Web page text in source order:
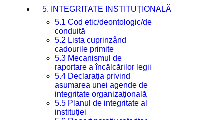
5. INTEGRITATE INSTITUȚIONALĂ
5.1 Cod etic/deontologic/de
conduită
5.2 Lista cuprinzând
cadourile primite
5.3 Mecanismul de
raportare a încălcărilor legii
5.4 Declarația privind
asumarea unei agende de
integritate organizațională
5.5 Planul de integritate al
instituției